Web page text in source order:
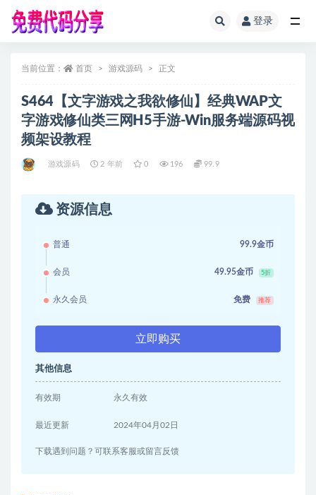
登录
当前位置： 首页 游戏源码 正文
S464【文字游戏之我欲修仙】经典WAP文
字游戏修仙类三网H5手游-Win服务端源码视
频架设教程
游戏源码 2 年前 0 196 99.9
资源信息
普通 99.9金币
会员 49.95金币 5折
永久会员 免费 推荐
立即购买
其他信息
有效期 永久有效
最近更新 2024年04月02日
下载遇到问题？可联系客服或留言反馈